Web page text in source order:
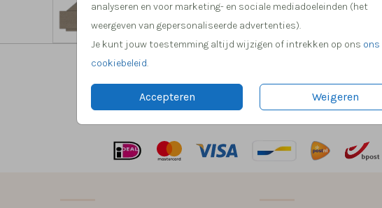
analyseren en voor marketing- en sociale mediadoeleinden (het
weergeven van gepersonaliseerde advertenties).
Je kunt jouw toestemming altijd wijzigen of intrekken op ons ons
cookiebeleid.
Accepteren Weigeren